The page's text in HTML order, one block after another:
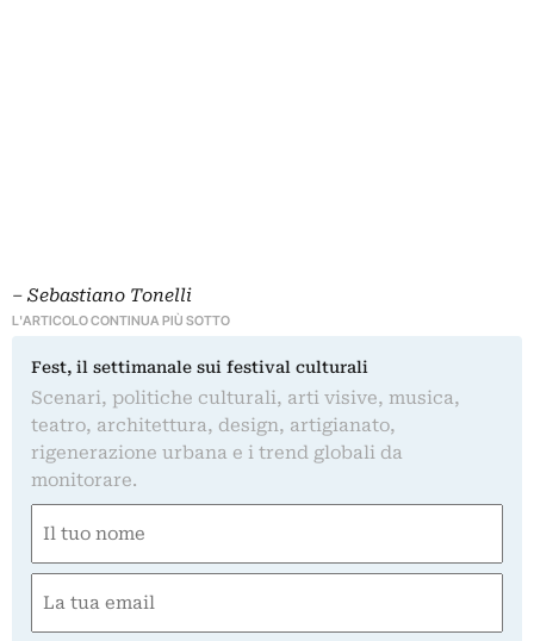
– Sebastiano Tonelli
L'ARTICOLO CONTINUA PIÙ SOTTO
Fest, il settimanale sui festival culturali
Scenari, politiche culturali, arti visive, musica,
teatro, architettura, design, artigianato,
rigenerazione urbana e i trend globali da
monitorare.
(Obbligatorio)
Nome
(Obbligatorio)